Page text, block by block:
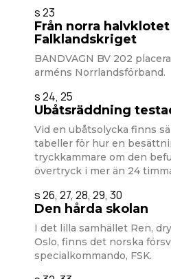
s 23
Från norra halvklotet
Falklandskriget
BANDVAGN BV 202
arméns Norrlandsförband.
s 24, 25
Ubåtsräddning
Vid en ubåtsolycka finns
tabeller för hur en
tryckkammare om den
övertryck i mer än 24
s 26, 27, 28, 29, 30
Den hårda skolan
I det lilla samhället Ren,
Oslo, finns det norska
specialkommando, FSK.